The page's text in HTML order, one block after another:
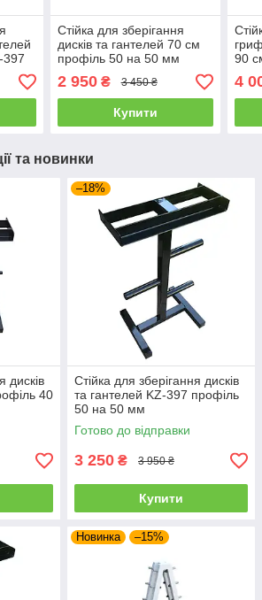
397
Стійка для зберігання
дисків та гантелей 70 см
профіль 50 на 50 мм
2 950₴ 3 450 ₴
Купити
90
4
та новинки
дисків
40
–18%
Стійка для зберігання дисків
та гантелей KZ-397 профіль
50 на 50 мм
Готово до відправки
3 250 ₴ 3 950 ₴
Купити
Новинка –15%